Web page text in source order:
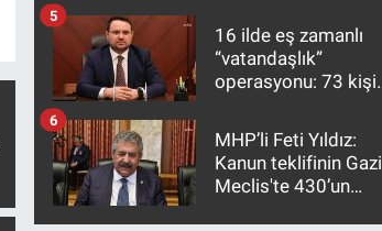
16 ilde eş zamanlı
“vatandaşlık”
operasyonu: 73 kişi
5
MHP’li Feti Yıldız:
Kanun teklifinin Gazi
Meclis'te 430’un
6